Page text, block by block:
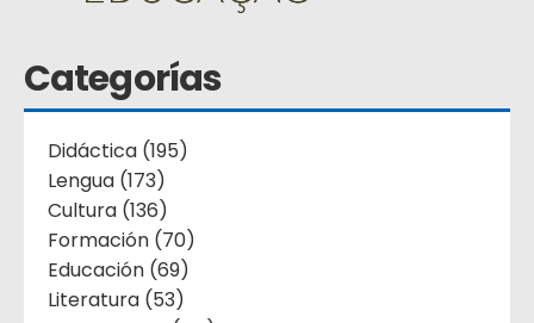
Categorías
Didáctica (195)
Lengua (173)
Cultura (136)
Formación (70)
Educación (69)
Literatura (53)